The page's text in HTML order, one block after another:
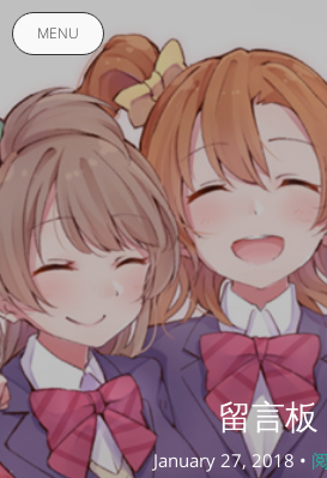
MENU
留言板
January 27, 2018 •